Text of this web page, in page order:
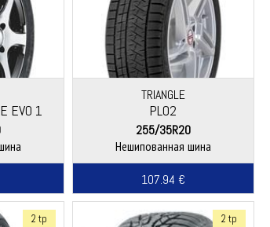
EVO 1
TRIANGLE
PL02
255/35R20
Нешипованная шина
107.94 €
2 tp 2 tp